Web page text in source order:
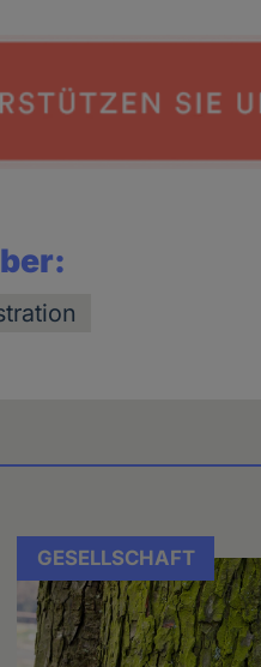
GESELLSCHAFT